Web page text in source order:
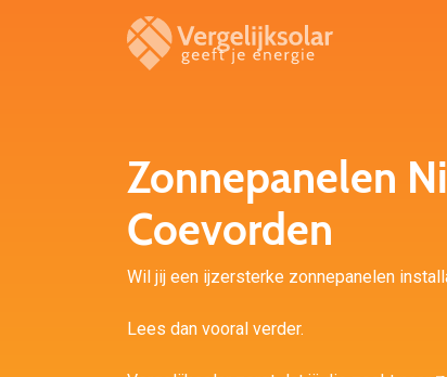
Zonnepanelen
Coevorden
Wil jij een ijzersterke zonnepanelen
Lees dan vooral verder.